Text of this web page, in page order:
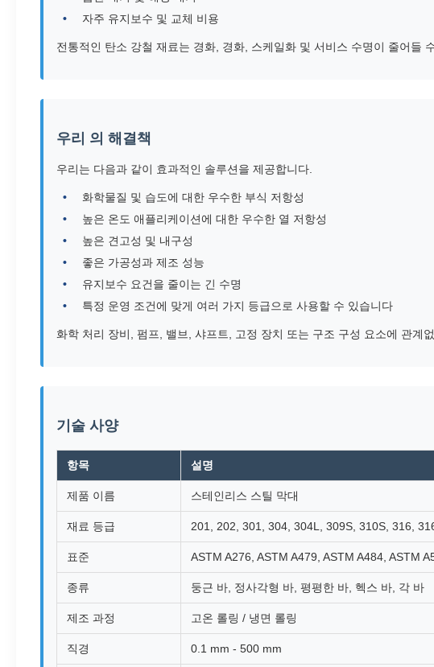
자주 유지보수 및 교체 비용
전통적인 탄소 강철 재료는 경화, 경화, 스케일화 및 서비스 수명이 줄어들
우리 의 해결책
우리는 다음과 같이 효과적인 솔루션을 제공합니다.
화학물질 및 습도에 대한 우수한 부식 저항성
높은 온도 애플리케이션에 대한 우수한 열 저항성
높은 견고성 및 내구성
좋은 가공성과 제조 성능
유지보수 요건을 줄이는 긴 수명
특정 운영 조건에 맞게 여러 가지 등급으로 사용할 수 있습니다
화학 처리 장비, 펌프, 밸브, 샤프트, 고정 장치 또는 구조 구성 요소에 관계
기술 사양
항목 설명
제품 이름 스테인리스 스틸 막대
재료 등급 201, 202, 301, 304, 304L, 309S, 310S, 316,
표준 ASTM A276, ASTM A479, ASTM A484, ASTM
종류 둥근 바, 정사각형 바, 평평한 바, 헥스 바, 각 바
제조 과정 고온 롤링 / 냉면 롤링
직경 0.1 mm - 500 mm